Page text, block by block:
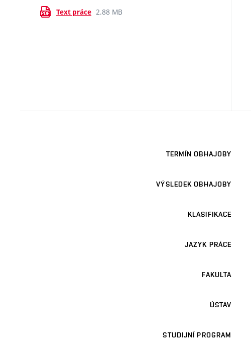
Text práce 2.88 MB
TERMÍN OBHAJOBY
VÝSLEDEK OBHAJOBY
KLASIFIKACE
JAZYK PRÁCE
FAKULTA
ÚSTAV
STUDIJNÍ PROGRAM